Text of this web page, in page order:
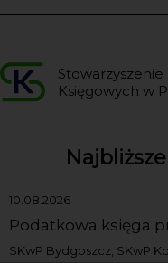
Stowarzyszenie
Księgowych w
10.08.2026
Podatkowa księga
SKwP Bydgoszcz, SKwP